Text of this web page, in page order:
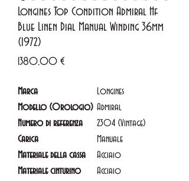
Longines Top Condition Admiral Hf
Blue Linen Dial Manual Winding 36mm
(1972)
1380,00 €Prezzo
Marca
Longines
Modello (Orologio) Admiral
Numero di referenza
2304 (Vintage)
Carica
Manuale
Materiale della cassa
Acciaio
Materiale cinturino
Acciaio